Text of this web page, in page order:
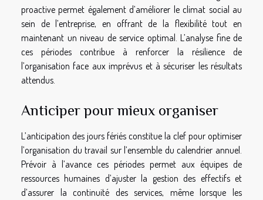
proactive permet également d’améliorer le climat social au
sein de l’entreprise, en offrant de la flexibilité tout en
maintenant un niveau de service optimal. L’analyse fine de
ces périodes contribue à renforcer la résilience de
l’organisation face aux imprévus et à sécuriser les résultats
attendus.
Anticiper pour mieux organiser
L’anticipation des jours fériés constitue la clef pour optimiser
l’organisation du travail sur l’ensemble du calendrier annuel.
Prévoir à l’avance ces périodes permet aux équipes de
ressources humaines d’ajuster la gestion des effectifs et
d’assurer la continuité des services, même lorsque les